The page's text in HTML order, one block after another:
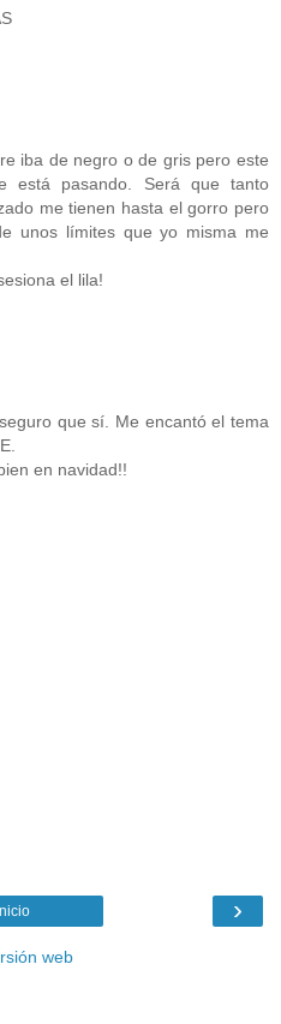
iba de negro o de gris pero este
está pasando. Será que tanto
me tienen hasta el gorro pero
unos límites que yo misma me
el lila!
que sí. Me encantó el tema
en navidad!!
›
Inicio
web